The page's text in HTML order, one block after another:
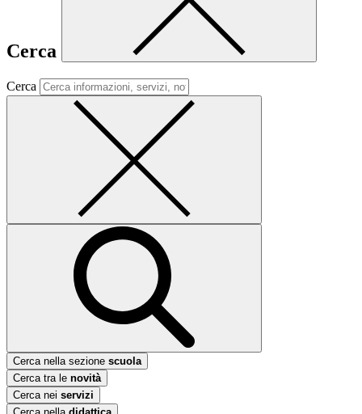
Cerca
Cerca
Cerca nella sezione scuola
Cerca tra le novità
Cerca nei servizi